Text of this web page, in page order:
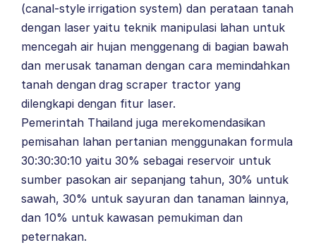
(canal-style irrigation system) dan perataan tanah
dengan laser yaitu teknik manipulasi lahan untuk
mencegah air hujan menggenang di bagian bawah
dan merusak tanaman dengan cara memindahkan
tanah dengan drag scraper tractor yang
dilengkapi dengan fitur laser.
Pemerintah Thailand juga merekomendasikan
pemisahan lahan pertanian menggunakan formula
30:30:30:10 yaitu 30% sebagai reservoir untuk
sumber pasokan air sepanjang tahun, 30% untuk
sawah, 30% untuk sayuran dan tanaman lainnya,
dan 10% untuk kawasan pemukiman dan
peternakan.